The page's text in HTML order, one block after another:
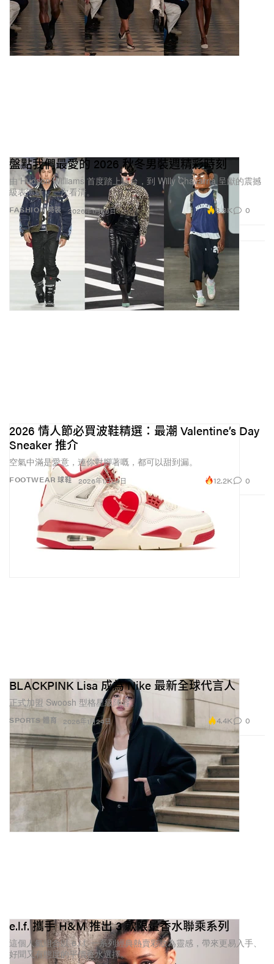
FASHION 時裝
盤點我們最愛的 2026 秋冬男裝週精彩時刻
由 Hudson Williams 首度踏上騷台，到 Willy Chavarria 呈獻的震撼
級表演騷，一次看清。
2026年1月26日 3.8K 0
FOOTWEAR 球鞋
2026 情人節必買波鞋精選：最潮 Valentine’s Day
Sneaker 推介
空氣中滿是愛意，連你對腳著嘅，都可以甜到漏。
2026年1月24日 12.2K 0
SPORTS 體育
BLACKPINK Lisa 成為 Nike 最新全球代言人
正式加盟 Swoosh 型格星級陣容。
2026年1月24日 4.4K 0
e.l.f. 攜手 H&M 推出 3 款限量香水聯乘系列
這個人氣組合以 e.l.f. 一系列經典熱賣彩妝為靈感，帶來更易入手、
好聞又有態度的平價香水選擇。